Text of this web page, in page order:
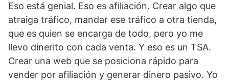
Eso está genial. Eso es afiliación. Crear algo que
atraiga tráfico, mandar ese tráfico a otra tienda,
que es quien se encarga de todo, pero yo me
llevo dinerito con cada venta. Y eso es un TSA.
Crear una web que se posiciona rápido para
vender por afiliación y generar dinero pasivo. Yo